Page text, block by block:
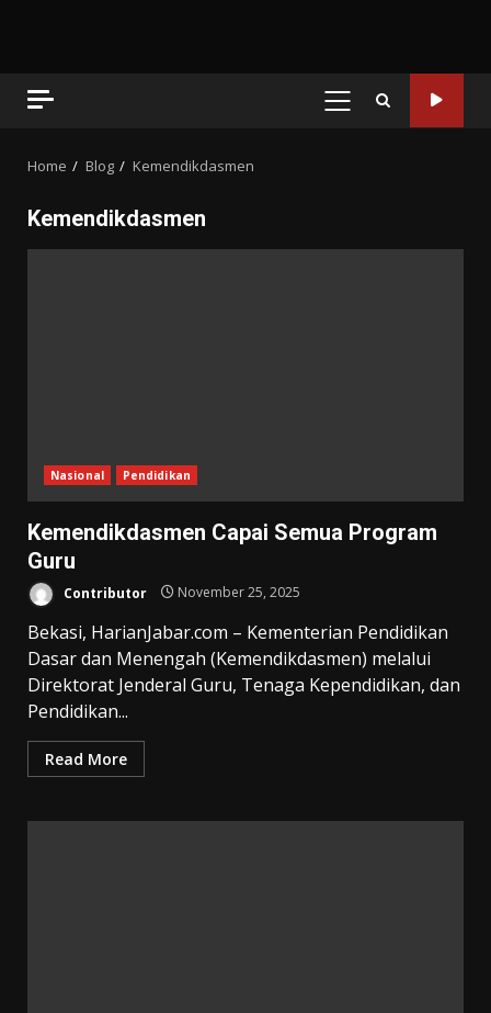
PRIMARY
Home Blog Kemendikdasmen
Kemendikdasmen
Nasional Pendidikan
Kemendikdasmen Capai Semua Program
Guru
Contributor November 25, 2025
Bekasi, HarianJabar.com – Kementerian Pendidikan
Dasar dan Menengah (Kemendikdasmen) melalui
Direktorat Jenderal Guru, Tenaga Kependidikan, dan
Pendidikan...
Read More